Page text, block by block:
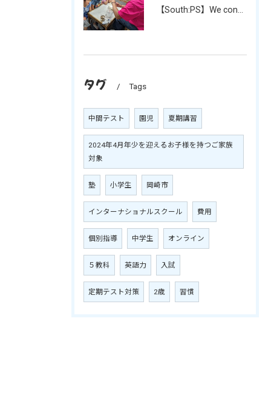
タグ Tags
中間テスト 園児 夏期講習
2024年4月年少を迎えるお子様を持つご家族
対象
塾 小学生 岡崎市
インターナショナルスクール 費用
個別指導 中学生 オンライン
５教科 英語力 入試
定期テスト対策 2歳 習慣